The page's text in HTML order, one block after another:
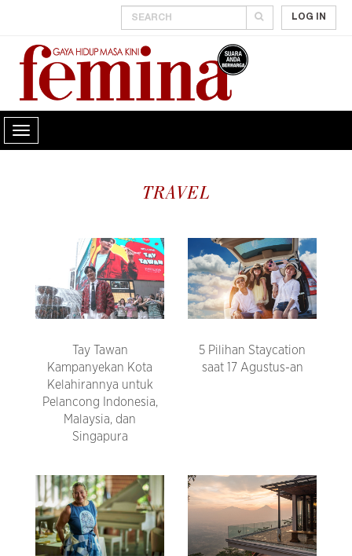
LOG IN
TRAVEL
Tay Tawan
Kampanyekan Kota
Kelahirannya untuk
Pelancong Indonesia,
Malaysia, dan
Singapura
5 Pilihan Staycation
saat 17 Agustus-an